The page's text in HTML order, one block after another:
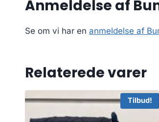
Anmeldelse af
Se om vi har en anmeldelse af
Relaterede varer
Tilbud!